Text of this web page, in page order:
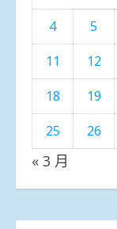
4
5
11
12
18
19
25
26
« 3 月